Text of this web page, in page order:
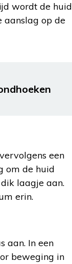
wordt de huid
aanslag op de
een
om de huid
laagje aan.
erin.
aan. In een
beweging in